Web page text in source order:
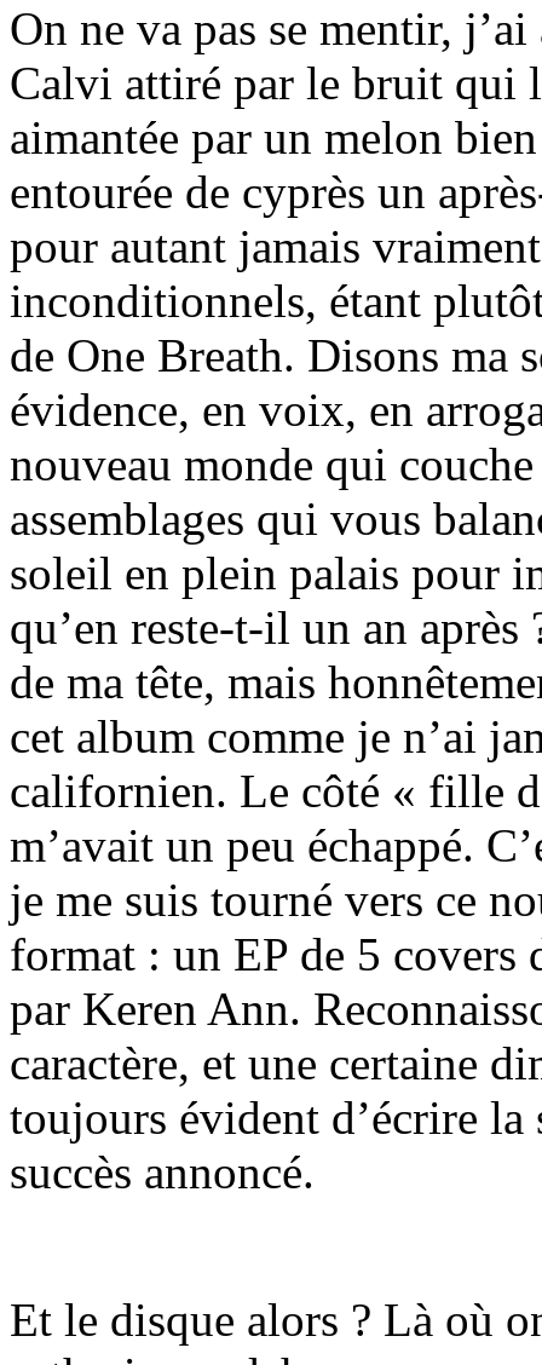
On ne va pas se mentir,
Calvi attiré par le bruit qui
aimantée par un melon
entourée de cyprès un
pour autant jamais
inconditionnels, étant
de One Breath. Disons ma
évidence, en voix, en
nouveau monde qui
assemblages qui vous
soleil en plein palais pour
qu’en reste-t-il un an
de ma tête, mais
cet album comme je n’ai
californien. Le côté « fille
m’avait un peu échappé.
je me suis tourné vers ce
format : un EP de 5 covers
par Keren Ann.
caractère, et une certaine
toujours évident d’écrire la
succès annoncé.
Et le disque alors ? Là où